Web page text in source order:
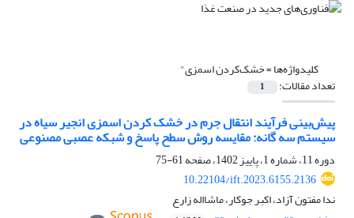
کلیدواژه‌ها =خشک‌کردن اسمزی"
تعداد مقالات: 1
پیش‌بینی فرآیند انتقال جرم در خشک کردن اسمزی انجیر سیاه در
سیستم سه گانه: مقایسه روش سطح پاسخ و شبکه عصبی مصنوعی
دوره 11، شماره 1، پاییز 1402، صفحه
61-75
10.22104/ift.2023.6155.2136
ندا مفتون آزاد، اکبر جوکار، ماشااله زارع